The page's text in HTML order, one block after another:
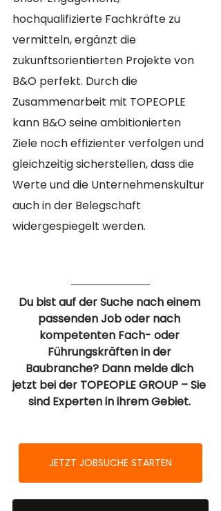
hochqualifizierte Fachkräfte zu
vermitteln, ergänzt die
zukunftsorientierten Projekte von
B&O perfekt. Durch die
Zusammenarbeit mit TOPEOPLE
kann B&O seine ambitionierten
Ziele noch effizienter verfolgen und
gleichzeitig sicherstellen, dass die
Werte und die Unternehmenskultur
auch in der Belegschaft
widergespiegelt werden.
Du bist auf der Suche nach einem
passenden Job oder nach
kompetenten Fach- oder
Führungskräften in der
Baubranche? Dann melde dich
jetzt bei der TOPEOPLE GROUP – Sie
sind Experten in ihrem Gebiet.
JETZT JOBSUCHE STARTEN